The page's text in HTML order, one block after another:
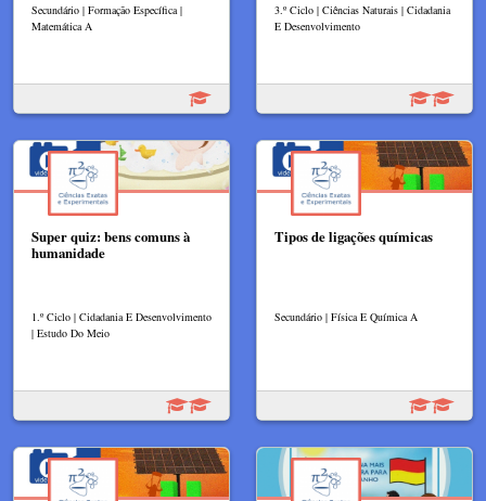
Secundário | Formação Específica |
Matemática A
3.º Ciclo | Ciências Naturais | Cidadania
E Desenvolvimento
Super quiz: bens comuns à
humanidade
1.º Ciclo | Cidadania E Desenvolvimento
| Estudo Do Meio
Tipos de ligações químicas
Secundário | Física E Química A